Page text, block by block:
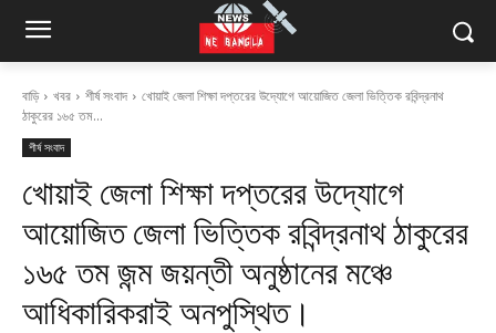
বাড়ি খবর শীর্ষ সংবাদ
খোয়াই জেলা শিক্ষা দপ্তরের উদ্যোগে আয়োজিত জেলা ভিত্তিক রবিন্দ্রনাথ
ঠাকুরের ১৬৫ তম...
শীর্ষ সংবাদ
খোয়াই জেলা শিক্ষা দপ্তরের উদ্যোগে
আয়োজিত জেলা ভিত্তিক রবিন্দ্রনাথ ঠাকুরের
১৬৫ তম জন্ম জয়ন্তী অনুষ্ঠানের মঞ্চে
আধিকারিকরাই অনপুস্থিত।